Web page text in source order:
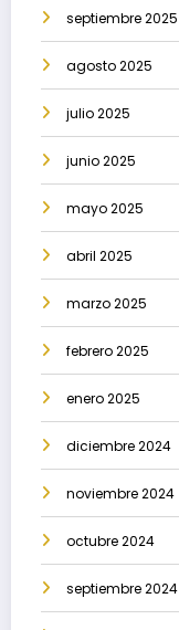
septiembre 2025
agosto 2025
julio 2025
junio 2025
mayo 2025
abril 2025
marzo 2025
febrero 2025
enero 2025
diciembre 2024
noviembre 2024
octubre 2024
septiembre 2024